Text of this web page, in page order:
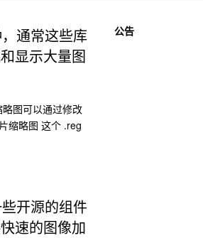
通常这些库
显示大量图
图可以通过修改
缩略图 这个 .reg
开源的组件
速的图像加
公告